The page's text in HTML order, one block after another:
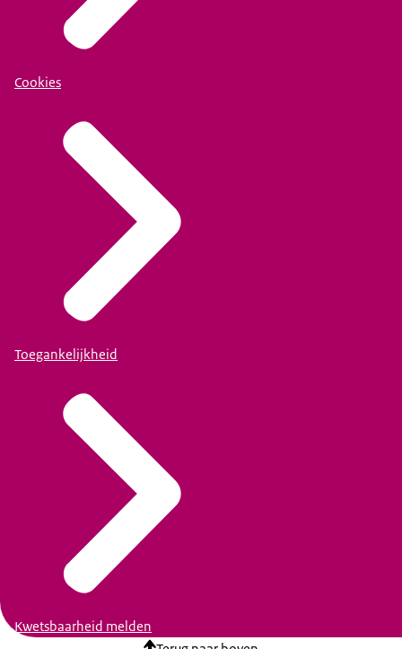
Cookies
Toegankelijkheid
Kwetsbaarheid melden